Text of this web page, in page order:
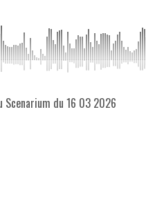
Scenarium du 16 03 2026